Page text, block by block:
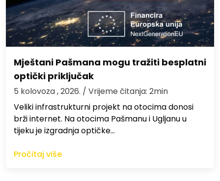
Mještani Pašmana mogu tražiti besplatni
optički priključak
5 kolovoza , 2026. / Vrijeme čitanja: 2min
Veliki infrastrukturni projekt na otocima donosi
brži internet. Na otocima Pašmanu i Ugljanu u
tijeku je izgradnja optičke…
Pročitaj više